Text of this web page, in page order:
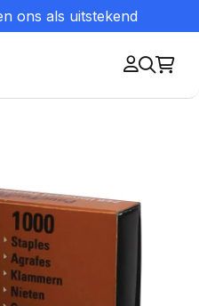
ons als uitstekend